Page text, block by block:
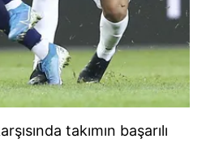
takımın başarılı